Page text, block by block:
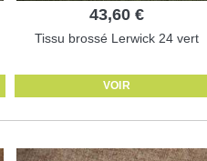
43,60 €
Tissu brossé Lerwick 24 vert
VOIR